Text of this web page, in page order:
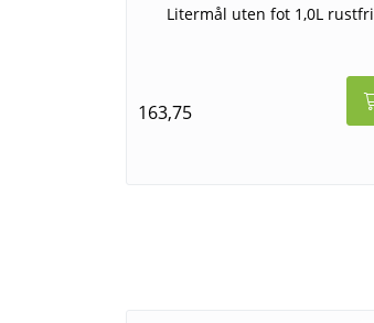
Litermål uten fot 1,0L rustfri
163,75